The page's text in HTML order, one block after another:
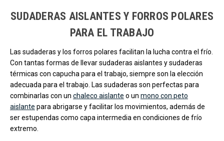
SUDADERAS AISLANTES Y FORROS POLARES
PARA EL TRABAJO
Las sudaderas y los forros polares facilitan la lucha contra el frío.
Con tantas formas de llevar sudaderas aislantes y sudaderas
térmicas con capucha para el trabajo, siempre son la elección
adecuada para el trabajo. Las sudaderas son perfectas para
combinarlas con un chaleco aislante o un mono con peto
aislante para abrigarse y facilitar los movimientos, además de
ser estupendas como capa intermedia en condiciones de frío
extremo.